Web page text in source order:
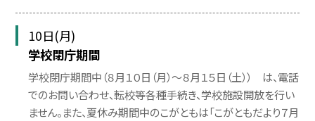
10日(月)
学校閉庁期間
学校閉庁期間中（８月１０日（月）〜８月１５日（土）） は、電話
でのお問い合わせ、転校等各種手続き、学校施設開放を行い
ません。また、夏休み期間中のこがともは「こがともだより７月